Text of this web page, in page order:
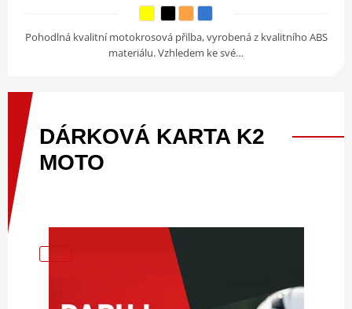
Pohodlná kvalitní motokrosová přilba, vyrobená z kvalitního ABS
materiálu. Vzhledem ke své…
DÁRKOVÁ KARTA K2
MOTO